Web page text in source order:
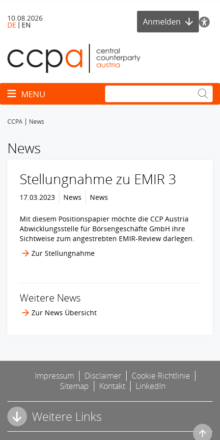
DE EN
10.08.2026 Anmelden
Toggle navigation
MENU
CCPA News
News
Stellungnahme zu EMIR 3
17.03.2023 News News
Mit diesem Positionspapier möchte die CCP Austria
Abwicklungsstelle für Börsengeschäfte GmbH ihre
Sichtweise zum angestrebten EMIR-Review darlegen.
Zur Stellungnahme
Weitere News
Zur News Übersicht
Impressum Disclaimer
Cookie Richtlinie
Sitemap
Kontakt LinkedIn
Weitere Links